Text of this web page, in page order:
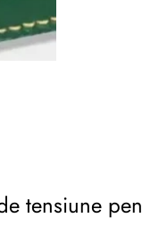
tensiune